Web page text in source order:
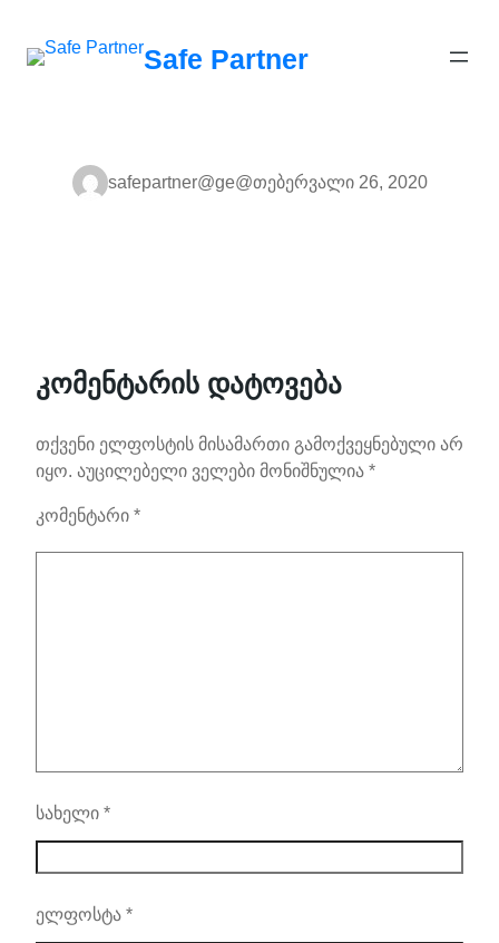
გადასვლა
Safe Partner
safepartner@ge@თებერვალი 26, 2020
კომენტარის დატოვება
თქვენი ელფოსტის მისამართი გამოქვეყნებული არ
იყო. აუცილებელი ველები მონიშნულია *
კომენტარი *
სახელი *
ელფოსტა *